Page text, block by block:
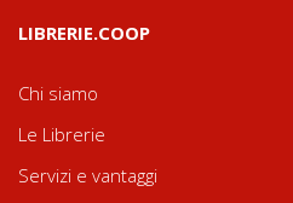
LIBRERIE.COOP
Chi siamo
Le Librerie
Servizi e vantaggi